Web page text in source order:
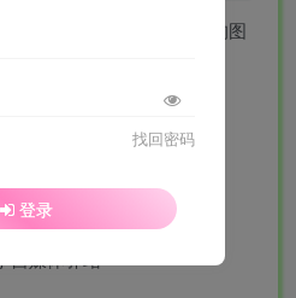
浏览、编辑、处理于一体的图
找回密码
登录